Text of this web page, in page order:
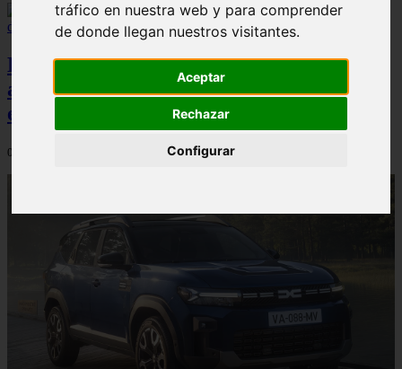
tráfico en nuestra web y para comprender
de donde llegan nuestros visitantes.
Aceptar
Rechazar
Configurar
El Dacia Sandero presenta un índice de
accidentabilidad por debajo de la media
en España, según Carfax
04/08/2026